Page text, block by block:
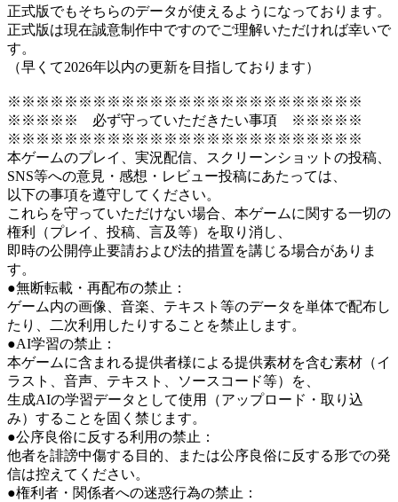
正式版でもそちらのデータが使えるようになっております。
正式版は現在誠意制作中ですのでご理解いただければ幸いで
す。
（早くて2026年以内の更新を目指しております）
※※※※※※※※※※※※※※※※※※※※※※※※※
※※※※※ 必ず守っていただきたい事項 ※※※※※
※※※※※※※※※※※※※※※※※※※※※※※※※
本ゲームのプレイ、実況配信、スクリーンショットの投稿、
SNS等への意見・感想・レビュー投稿にあたっては、
以下の事項を遵守してください。
これらを守っていただけない場合、本ゲームに関する一切の
権利（プレイ、投稿、言及等）を取り消し、
即時の公開停止要請および法的措置を講じる場合がありま
す。
●無断転載・再配布の禁止：
ゲーム内の画像、音楽、テキスト等のデータを単体で配布し
たり、二次利用したりすることを禁止します。
●AI学習の禁止：
本ゲームに含まれる提供者様による提供素材を含む素材（イ
ラスト、音声、テキスト、ソースコード等）を、
生成AIの学習データとして使用（アップロード・取り込
み）することを固く禁じます。
●公序良俗に反する利用の禁止：
他者を誹謗中傷する目的、または公序良俗に反する形での発
信は控えてください。
●権利者・関係者への迷惑行為の禁止：